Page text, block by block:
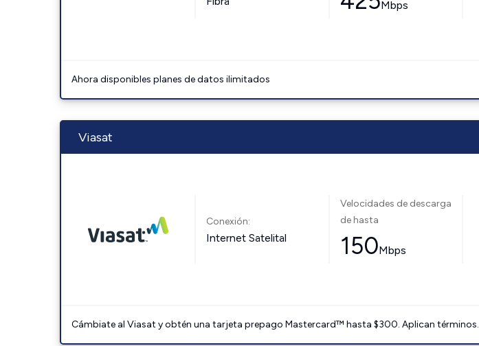
Mbps
Ahora disponibles planes de datos ilimitados
Viasat
Conexión:
Internet Satelital
Velocidades de descarga
de hasta
150Mbps
Cámbiate al Viasat y obtén una tarjeta prepago Mastercard™ hasta $300. Aplican términos.